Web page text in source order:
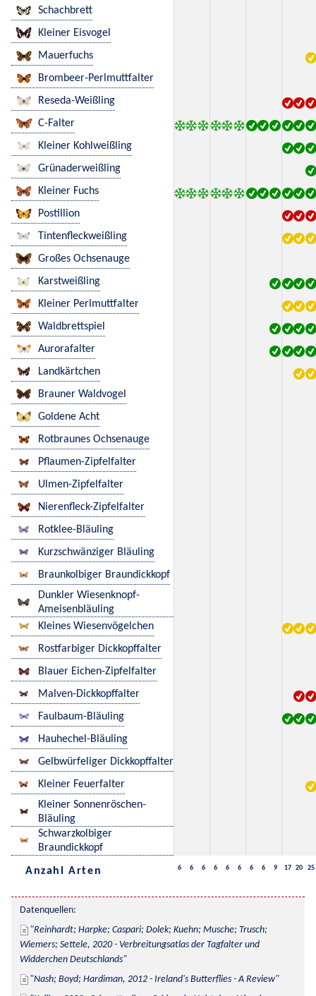
Schachbrett
Kleiner Eisvogel
Mauerfuchs
Brombeer-Perlmuttfalter
Reseda-Weißling
C-Falter
Kleiner Kohlweißling
Grünaderweißling
Kleiner Fuchs
Postillion
Tintenfleckweißling
Großes Ochsenauge
Karstweißling
Kleiner Perlmuttfalter
Waldbrettspiel
Aurorafalter
Landkärtchen
Brauner Waldvogel
Goldene Acht
Rotbraunes Ochsenauge
Pflaumen-Zipfelfalter
Ulmen-Zipfelfalter
Nierenfleck-Zipfelfalter
Rotklee-Bläuling
Kurzschwänziger Bläuling
Braunkolbiger Braundickkopf
Dunkler Wiesenknopf-
Ameisenbläuling
Kleines Wiesenvögelchen
Rostfarbiger Dickkopffalter
Blauer Eichen-Zipfelfalter
Malven-Dickkopffalter
Faulbaum-Bläuling
Hauhechel-Bläuling
Gelbwürfeliger Dickkopffalter
Kleiner Feuerfalter
Kleiner Sonnenröschen-
Bläuling
Schwarzkolbiger
Braundickkopf
Anzahl Arten 6 6 6 6 6 6 6 6 9 17 20 25
Datenquellen:
Reinhardt; Harpke; Caspari; Dolek; Kuehn; Musche; Trusch;
Wiemers; Settele, 2020 - Verbreitungsatlas der Tagfalter und
Widderchen Deutschlands
Nash; Boyd; Hardiman, 2012 - Ireland's Butterflies - A Review